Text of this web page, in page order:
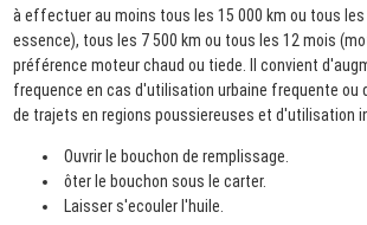
à effectuer au moins tous les 15 000 km ou tous
essence), tous les 7 500 km ou tous les 12 mois
préférence moteur chaud ou tiede. Il convient
frequence en cas d'utilisation urbaine frequente ou
de trajets en regions poussiereuses et d'utilisation
Ouvrir le bouchon de remplissage.
ôter le bouchon sous le carter.
Laisser s'ecouler l'huile.